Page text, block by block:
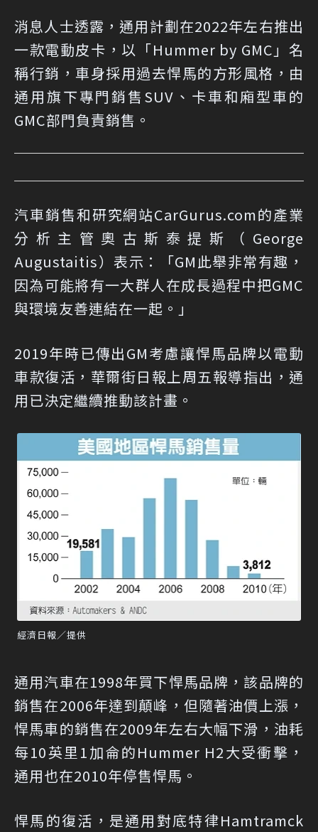
消息人士透露，通用計劃在2022年左右推出
一款電動皮卡，以「Hummer by GMC」名
稱行銷，車身採用過去悍馬的方形風格，由
通用旗下專門銷售SUV、卡車和廂型車的
GMC部門負責銷售。
汽車銷售和研究網站CarGurus.com的產業
分析主管奧古斯泰提斯（George
Augustaitis）表示：「GM此舉非常有趣，
因為可能將有一大群人在成長過程中把GMC
與環境友善連結在一起。」
2019年時已傳出GM考慮讓悍馬品牌以電動
車款復活，華爾街日報上周五報導指出，通
用已決定繼續推動該計畫。
經濟日報／提供
通用汽車在1998年買下悍馬品牌，該品牌的
銷售在2006年達到顛峰，但隨著油價上漲，
悍馬車的銷售在2009年左右大幅下滑，油耗
每10英里1加侖的Hummer H2大受衝擊，
通用也在2010年停售悍馬。
悍馬的復活，是通用對底特律Hamtramck